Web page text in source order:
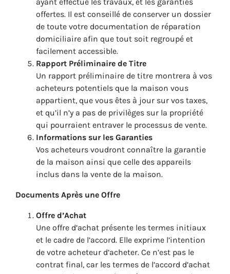
offertes. Il est conseillé de conserver un dossier
de toute votre documentation de réparation
domiciliaire afin que tout soit regroupé et
facilement accessible.
Rapport Préliminaire de Titre
Un rapport préliminaire de titre montrera à vos
acheteurs potentiels que la maison vous
appartient, que vous êtes à jour sur vos taxes,
et qu’il n’y a pas de privilèges sur la propriété
qui pourraient entraver le processus de vente.
Informations sur les Garanties
Vos acheteurs voudront connaître la garantie
de la maison ainsi que celle des appareils
inclus dans la vente de la maison.
Documents Après une Offre
Offre d’Achat
Une offre d’achat présente les termes initiaux
et le cadre de l’accord. Elle exprime l’intention
de votre acheteur d’acheter. Ce n’est pas le
contrat final, car les termes de l’accord d’achat